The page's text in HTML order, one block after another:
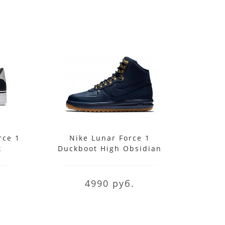
1
Nike Lunar Force 1
Duckboot High Obsidian
4990 руб.